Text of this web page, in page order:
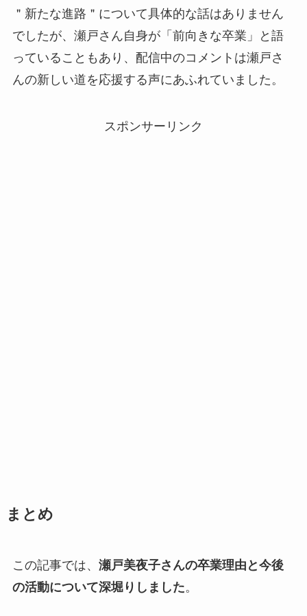
＂新たな進路＂について具体的な話はありません
でしたが、瀬戸さん自身が「前向きな卒業」と語
っていることもあり、配信中のコメントは瀬戸さ
んの新しい道を応援する声にあふれていました。
スポンサーリンク
まとめ
この記事では、 瀬戸美夜子さんの卒業理由と今後
の活動について深堀りしました。